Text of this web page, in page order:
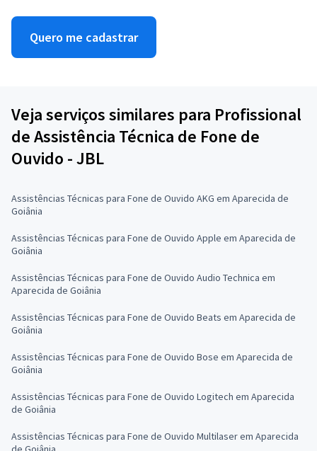
Quero me cadastrar
Veja serviços similares para Profissional
de Assistência Técnica de Fone de
Ouvido - JBL
Assistências Técnicas para Fone de Ouvido AKG em Aparecida de
Goiânia
Assistências Técnicas para Fone de Ouvido Apple em Aparecida de
Goiânia
Assistências Técnicas para Fone de Ouvido Audio Technica em
Aparecida de Goiânia
Assistências Técnicas para Fone de Ouvido Beats em Aparecida de
Goiânia
Assistências Técnicas para Fone de Ouvido Bose em Aparecida de
Goiânia
Assistências Técnicas para Fone de Ouvido Logitech em Aparecida
de Goiânia
Assistências Técnicas para Fone de Ouvido Multilaser em Aparecida